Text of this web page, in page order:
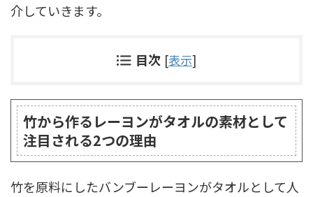
介していきます。
目次 [表示]
竹から作るレーヨンがタオルの素材として
注目される2つの理由
竹を原料にしたバンブーレーヨンがタオルとして人